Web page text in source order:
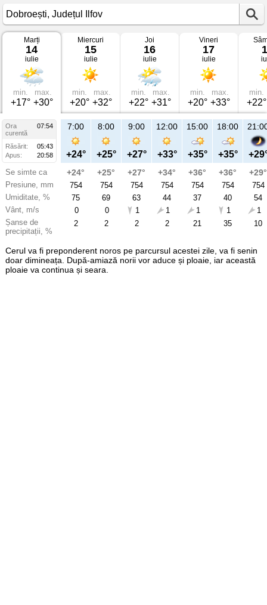
Vremea
Dobroești
14
iulie
2026
Județul
Ilfov
Marți
14
iulie
min.
+17°
max.
+30°
Miercuri
15
iulie
min.
+20°
max.
+32°
Joi
16
iulie
min.
+22°
max.
+31°
Vineri
17
iulie
min.
+20°
max.
+33°
min.
+22°
Ora
07:54
curentă
Răsărit:
05:43
Apus:
20:58
Se simte ca
Presiune, mm
Umiditate, %
Vânt, m/s
Șanse de
precipitații, %
7:00
+24°
+24°
754
75
0
2
8:00
+25°
+25°
754
69
0
2
9:00
+27°
+27°
754
63
1
2
12:00
+33°
+34°
754
44
1
2
15:00
+35°
+36°
754
37
1
21
18:00
+35°
+36°
754
40
1
35
+29°
754
54
1
10
Cerul va fi preponderent noros pe parcursul acestei zile, va fi senin
doar dimineața. După-amiază norii vor aduce și ploaie, iar această
ploaie va continua și seara.